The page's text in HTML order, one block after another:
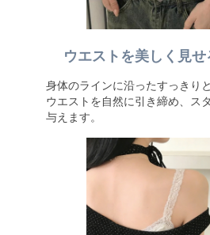
ウエストを美しく見せ
身体のラインに沿ったすっきり
ウエストを自然に引き締め、ス
与えます。